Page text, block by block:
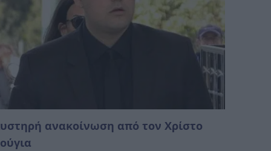
ανακοίνωση από τον Χρίστο